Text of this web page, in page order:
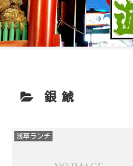
銀鯱
浅草ランチ